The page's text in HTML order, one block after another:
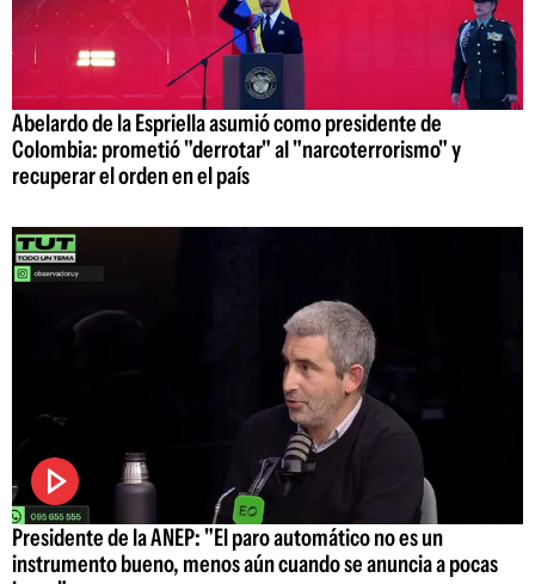
Abelardo de la Espriella asumió como presidente de
Colombia: prometió "derrotar" al "narcoterrorismo" y
recuperar el orden en el país
Presidente de la ANEP: "El paro automático no es un
instrumento bueno, menos aún cuando se anuncia a pocas